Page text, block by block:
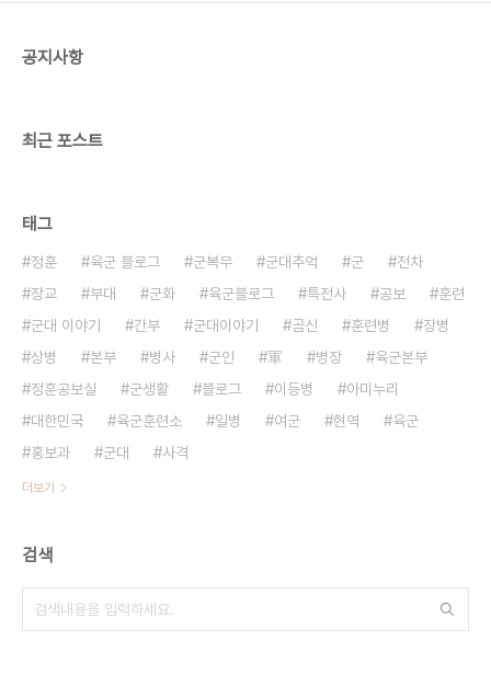
공지사항
최근 포스트
태그
정훈 육군 블로그 군복무 군대추억 군
전차
장교
부대 군화 육군블로그 특전사 공보
훈련
군대 이야기
간부 군대이야기 곰신 훈련병
장병
상병
본부 병사 군인 軍 병장
육군본부
정훈공보실
군생활 블로그 이등병
아미누리
대한민국
육군훈련소 일병 여군 현역
육군
홍보과
군대 사격
더보기
검색